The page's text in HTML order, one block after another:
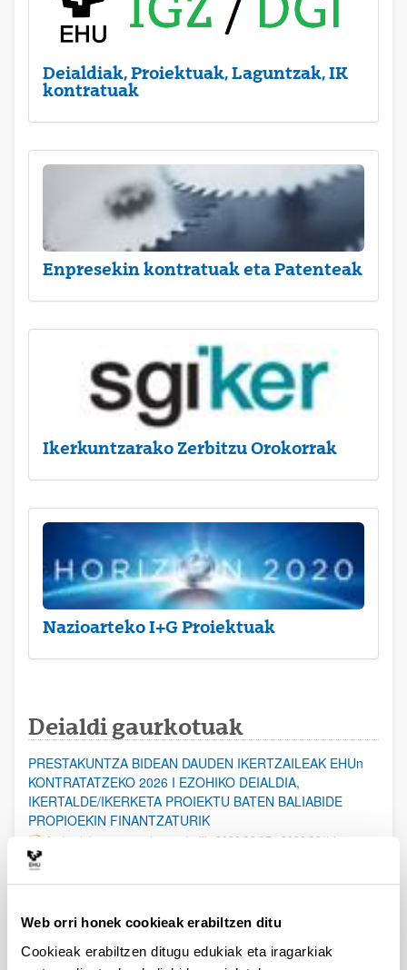
Web orri honek cookieak erabiltzen ditu
Cookieak erabiltzen ditugu edukiak eta iragarkiak
Deialdiak, Proiektuak, Laguntzak, IK
kontratuak
Enpresekin kontratuak eta Patenteak
Ikerkuntzarako Zerbitzu Orokorrak
Nazioarteko I+G Proiektuak
Deialdi gaurkotuak
PRESTAKUNTZA BIDEAN DAUDEN IKERTZAILEAK EHUn
KONTRATATZEKO 2026 I EZOHIKO DEIALDIA,
IKERTALDE/IKERKETA PROIEKTU BATEN BALIABIDE
PROPIOEKIN FINANTZATURIK
Aurkezteko epea ez dago zabalik: 2026/08/07 - 2026/08/14
erosi eta berritzeko laguntzak 2026
Izapide irekia